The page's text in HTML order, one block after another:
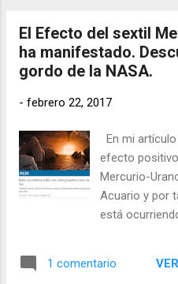
El Efecto del sextil
ha manifestado.
gordo de la NASA.
- febrero 22, 2017
En mi
efecto
Mercurio-
Acuario y por
está
tierra. Se
1 comentario